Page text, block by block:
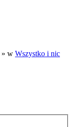
» w Wszystko i nic